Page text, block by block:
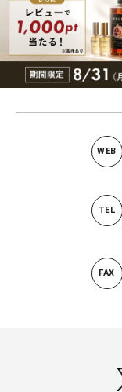
WEB
TEL
FAX